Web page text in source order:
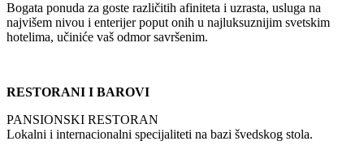
Bogata ponuda za goste različitih afiniteta i uzrasta, usluga na
najvišem nivou i enterijer poput onih u najluksuznijim svetskim
hotelima, učiniće vaš odmor savršenim.
RESTORANI I BAROVI
PANSIONSKI RESTORAN
Lokalni i internacionalni specijaliteti na bazi švedskog stola.